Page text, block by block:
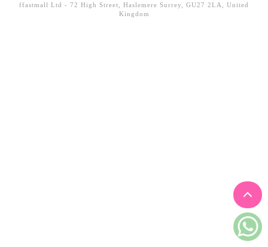
ffastmall Ltd - 72 High Street, Haslemere Surrey, GU27 2LA, United
Kingdom